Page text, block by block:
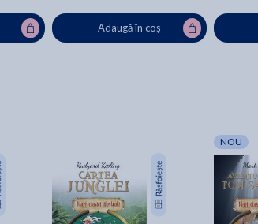
Adaugă în coș
NOU